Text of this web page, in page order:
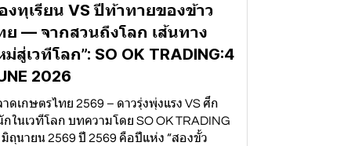
งทุเรียน VS ปีท้าทายของข้าว
ย — จากสวนถึงโลก เส้นทาง
ม่สู่เวทีโลก”: SO OK TRADING:4
2026
ดเกษตรไทย 2569 – ดาวรุ่งพุ่งแรง VS ศึก
ในเวทีโลก บทความโดย SO OK TRADING
มิถุนายน 2569 ปี 2569 คือปีแห่ง “สองขั้ว